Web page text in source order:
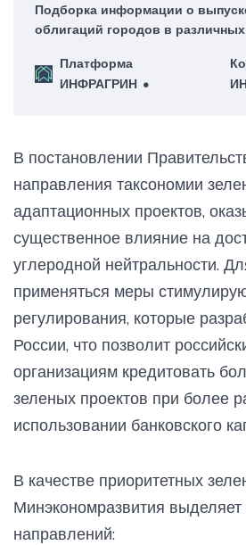
Подборка информации о
облигаций городов в
МехикоПлатформа
ИНФРАГРИН
В постановлении
направления таксономии
адаптационных проектов,
существенное влияние на
углеродной нейтральности.
применяться меры
регулирования, которые
России, что позволит
организациям кредитовать
зеленых проектов при более
использовании банковского
В качестве приоритетных
Минэкономразвития выделяет
направлений: